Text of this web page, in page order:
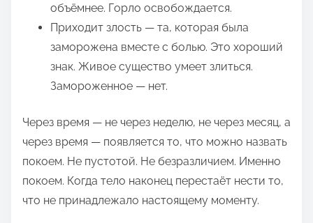
объёмнее. Горло освобождается.
Приходит злость — та, которая была
заморожена вместе с болью. Это хороший
знак. Живое существо умеет злиться.
Замороженное — нет.
Через время — не через неделю, не через месяц, а
через время — появляется то, что можно назвать
покоем. Не пустотой. Не безразличием. Именно
покоем. Когда тело наконец перестаёт нести то,
что не принадлежало настоящему моменту.